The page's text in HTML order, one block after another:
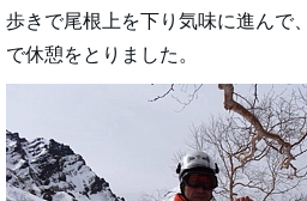
歩きで尾根上を下り気味に進んで
で休憩をとりました。